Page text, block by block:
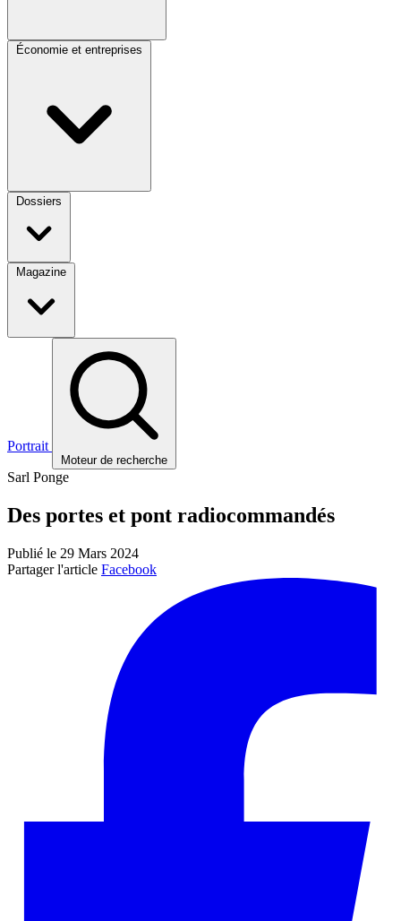
Économie et entreprises
Dossiers
Magazine
Portrait
Moteur de recherche
Sarl Ponge
Des portes et pont radiocommandés
Publié le 29 Mars 2024
Partager l'article Facebook